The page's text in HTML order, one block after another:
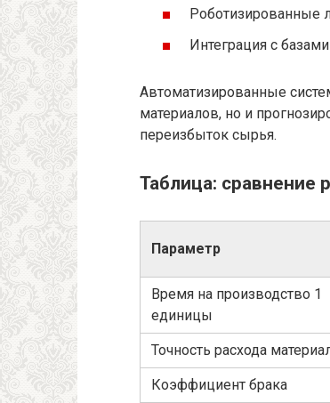
Роботизированные
Интеграция с
Автоматизированные
материалов, но и
переизбыток сырья.
Таблица: сравнение
Параметр
Время на производство 1
единицы
Точность расхода
Коэффициент брака